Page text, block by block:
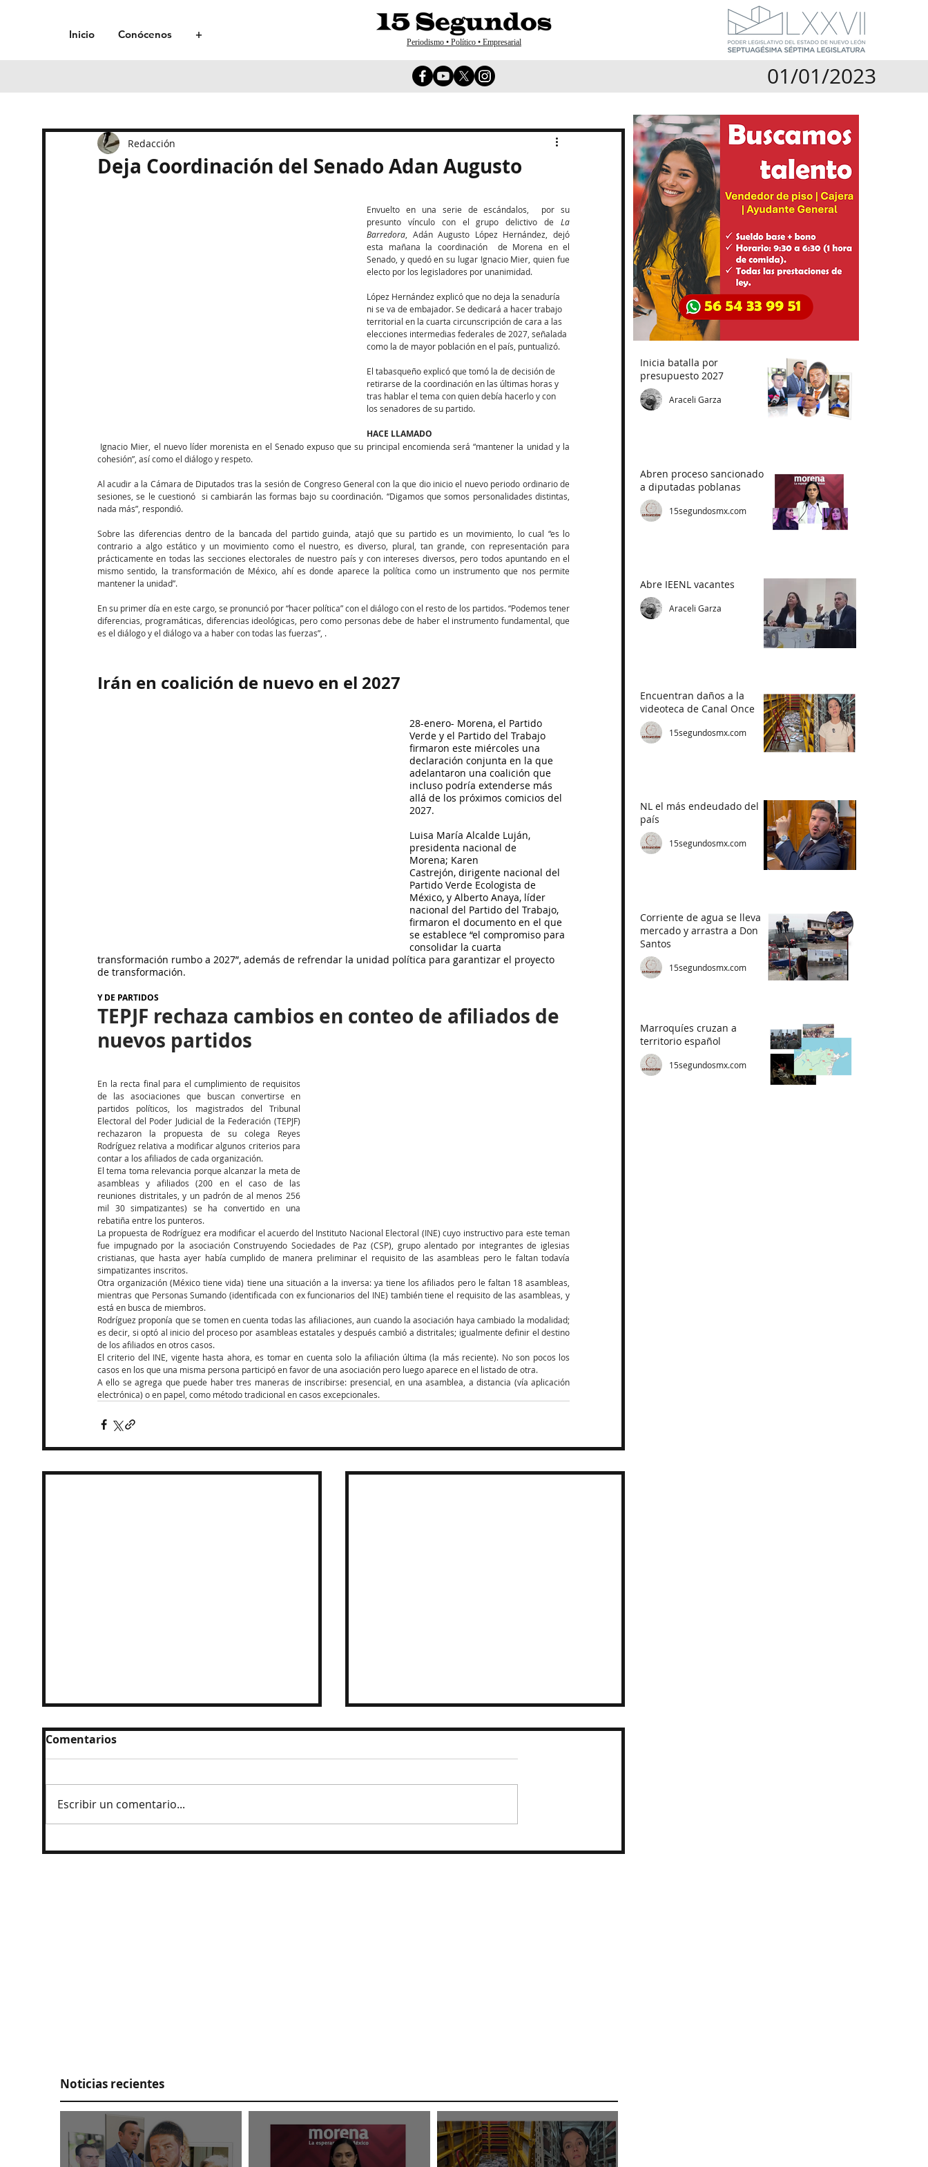
Inicio Conócenos +
Periodismo • Político • Empresarial
01/01/2023
Deja Coordinación del Senado Adan Augusto
Redacción
Envuelto en una serie de escándalos,  por su
presunto vínculo con el grupo delictivo de La
Barredora , Adán Augusto López Hernández, dejó
esta mañana la coordinación  de Morena en el
Senado, y quedó en su lugar Ignacio Mier, quien fue
electo por los legisladores por unanimidad.
López Hernández explicó que no deja la senaduría
ni se va de embajador. Se dedicará a hacer trabajo
territorial en la cuarta circunscripción de cara a las
elecciones intermedias federales de 2027, señalada
como la de mayor población en el país, puntualizó.
El tabasqueño explicó que tomó la de decisión de
retirarse de la coordinación en las últimas horas y
tras hablar el tema con quien debía hacerlo y con
los senadores de su partido.
HACE LLAMADO
cohesión”, así como el diálogo y respeto.
Al acudir a la Cámara de Diputados tras la sesión de Congreso General con la que dio inicio el nuevo periodo ordinario de
sesiones, se le cuestionó  si cambiarán las formas bajo su coordinación. “Digamos que somos personalidades distintas,
nada más”, respondió.
Sobre las diferencias dentro de la bancada del partido guinda, atajó que su partido es un movimiento, lo cual “es lo
contrario a algo estático y un movimiento como el nuestro, es diverso, plural, tan grande, con representación para
prácticamente en todas las secciones electorales de nuestro país y con intereses diversos, pero todos apuntando en el
mismo sentido, la transformación de México, ahí es donde aparece la política como un instrumento que nos permite
mantener la unidad”.
En su primer día en este cargo, se pronunció por “hacer política” con el diálogo con el resto de los partidos. “Podemos tener
diferencias, programáticas, diferencias ideológicas, pero como personas debe de haber el instrumento fundamental, que
es el diálogo y el diálogo va a haber con todas las fuerzas”, .
Irán en coalición de nuevo en el 2027
28-enero- Morena, el Partido
Verde y el Partido del Trabajo
firmaron este miércoles una
declaración conjunta en la que
adelantaron una coalición que
incluso podría extenderse más
allá de los próximos comicios del
2027.
Luisa María Alcalde Luján,
presidenta nacional de
Morena; Karen
Castrejón, dirigente nacional del
Partido Verde Ecologista de
México, y Alberto Anaya, líder
nacional del Partido del Trabajo,
firmaron el documento en el que
se establece “el compromiso para
consolidar la cuarta
transformación rumbo a 2027”, además de refrendar la unidad política para garantizar el proyecto
de transformación.
Y DE PARTIDOS
TEPJF rechaza cambios en conteo de afiliados de
nuevos partidos
En la recta final para el cumplimiento de requisitos
de las asociaciones que buscan convertirse en
partidos políticos, los magistrados del Tribunal
Electoral del Poder Judicial de la Federación (TEPJF)
rechazaron la propuesta de su colega Reyes
Rodríguez relativa a modificar algunos criterios para
contar a los afiliados de cada organización.
El tema toma relevancia porque alcanzar la meta de
asambleas y afiliados (200 en el caso de las
reuniones distritales, y un padrón de al menos 256
mil 30 simpatizantes) se ha convertido en una
rebatiña entre los punteros.
La propuesta de Rodríguez era modificar el acuerdo del Instituto Nacional Electoral (INE) cuyo instructivo para este teman
fue impugnado por la asociación Construyendo Sociedades de Paz (CSP), grupo alentado por integrantes de iglesias
cristianas, que hasta ayer había cumplido de manera preliminar el requisito de las asambleas pero le faltan todavía
simpatizantes inscritos.
Otra organización (México tiene vida) tiene una situación a la inversa: ya tiene los afiliados pero le faltan 18 asambleas,
mientras que Personas Sumando (identificada con ex funcionarios del INE) también tiene el requisito de las asambleas, y
está en busca de miembros.
Rodríguez proponía que se tomen en cuenta todas las afiliaciones, aun cuando la asociación haya cambiado la modalidad;
es decir, si optó al inicio del proceso por asambleas estatales y después cambió a distritales; igualmente definir el destino
de los afiliados en otros casos.
El criterio del INE, vigente hasta ahora, es tomar en cuenta solo la afiliación última (la más reciente). No son pocos los
casos en los que una misma persona participó en favor de una asociación pero luego aparece en el listado de otra.
A ello se agrega que puede haber tres maneras de inscribirse: presencial, en una asamblea, a distancia (vía aplicación
electrónica) o en papel, como método tradicional en casos excepcionales.
Comentarios
Escribir un comentario...
Inicia batalla por
presupuesto 2027
Araceli Garza
Abren proceso sancionador
a diputadas poblanas
15segundosmx.com
Abre IEENL vacantes
Araceli Garza
Encuentran daños a la
videoteca de Canal Once
15segundosmx.com
NL el más endeudado del
país
15segundosmx.com
Corriente de agua se lleva
mercado y arrastra a Don
Santos
15segundosmx.com
Marroquíes cruzan a
territorio español
15segundosmx.com
Noticias recientes